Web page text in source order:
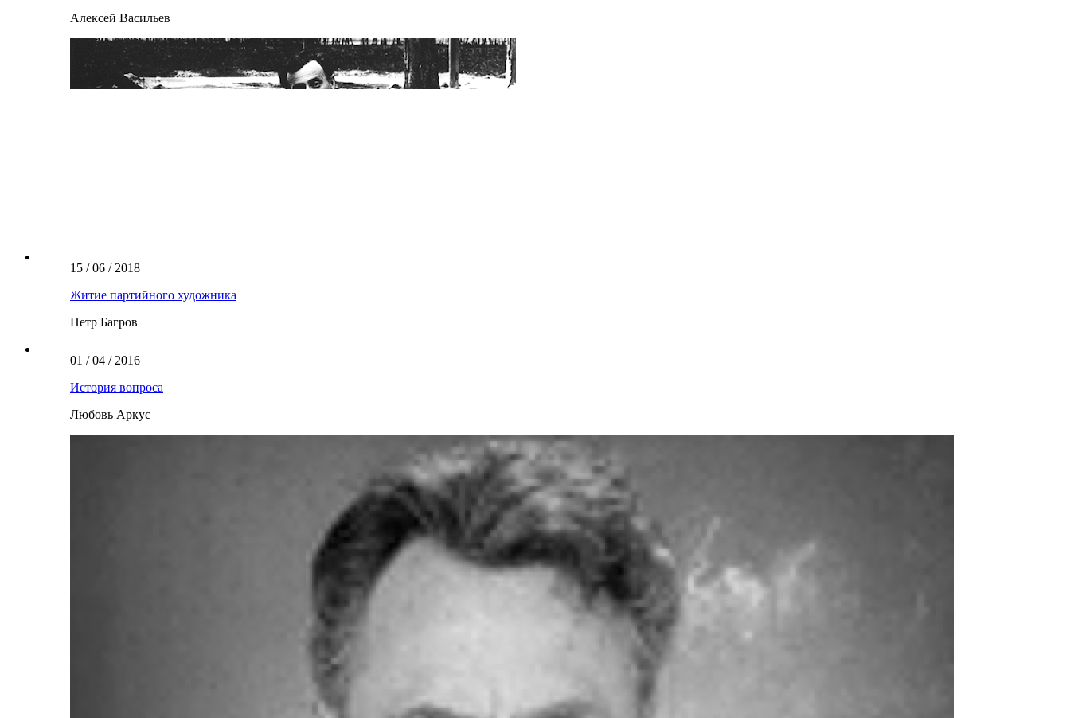
Алексей Васильев
15 / 06 / 2018
Житие партийного художника
Петр Багров
01 / 04 / 2016
История вопроса
Любовь Аркус